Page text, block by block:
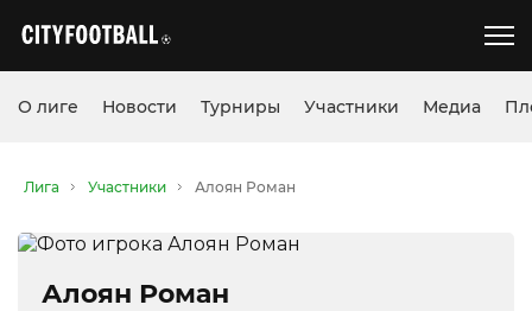
О лиге Новости Турниры Участники Медиа
Лига Участники Алоян Роман
Алоян Роман